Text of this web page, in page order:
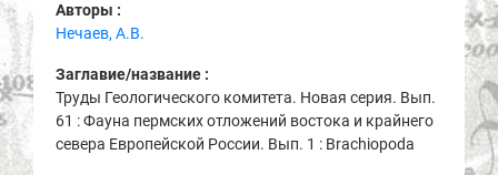
Авторы :
Нечаев, А.В.
Заглавие/название :
Труды Геологического комитета. Новая серия. Вып.
61 : Фауна пермских отложений востока и крайнего
севера Европейской России. Вып. 1 : Brachiopoda